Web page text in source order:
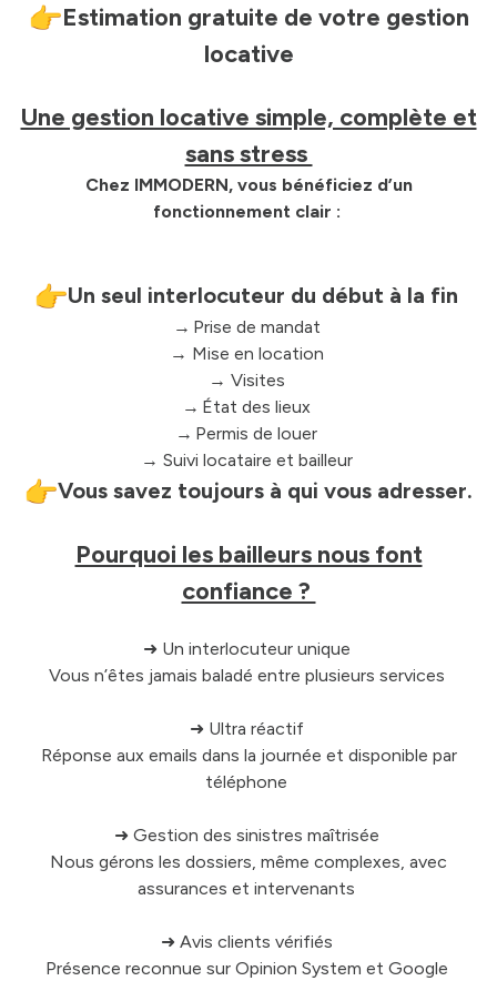
Estimation gratuite de votre gestion
locative
Une gestion locative simple, complète et
sans stress
Chez IMMODERN, vous bénéficiez d’un
fonctionnement clair :
Un seul interlocuteur du début à la fin
→ Prise de mandat
→ Mise en location
→ Visites
→ État des lieux
→ Permis de louer
→ Suivi locataire et bailleur
Vous savez toujours à qui vous adresser.
Pourquoi les bailleurs nous font
confiance ?
➜ Un interlocuteur unique
Vous n’êtes jamais baladé entre plusieurs services
➜ Ultra réactif
Réponse aux emails dans la journée et disponible par
téléphone
➜ Gestion des sinistres maîtrisée
Nous gérons les dossiers, même complexes, avec
assurances et intervenants
➜ Avis clients vérifiés
Présence reconnue sur Opinion System et Google